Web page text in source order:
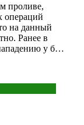
проливе,
операций
на данный
Ранее в
у б…